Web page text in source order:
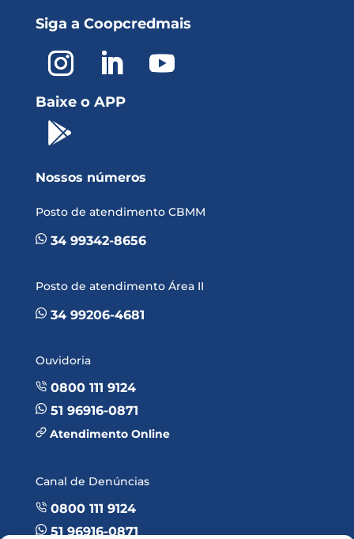
Siga a Coopcredmais
Baixe o APP

Nossos números
Posto de atendimento CBMM
34 99342-8656
Posto de atendimento Área II
34 99206-4681
Ouvidoria
0800 111 9124
51 96916-0871
Atendimento Online
Canal de Denúncias
0800 111 9124
51 96916-0871